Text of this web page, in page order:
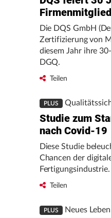
Die DQS GmbH
Zertifizierung von
diesem Jahr ihre
DGQ.
Teilen
PLUS
Studie zum
nach Covid-19
Diese Studie
Chancen der
Fertigungsindustrie.
Teilen
PLUS Neues